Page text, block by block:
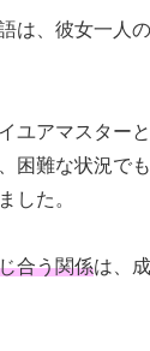
は、彼女一人
ユアマスター
困難な状況で
した。
合う関係は、